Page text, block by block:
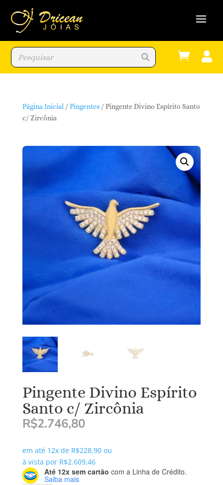
 
Página Inicial / Pingentes/ Pingente Divino Espírito Santo
c/ Zircônia
Pingente Divino Espírito
Santo c/ Zircônia
R$2.746,80
em até 12x de R$228,90 ou
à vista por R$2.609,46
Até 12x sem cartão com a Linha de Crédito.
Saiba mais